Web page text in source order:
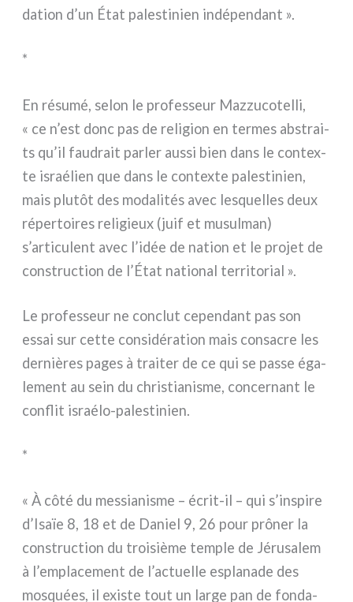
da­tion d’un État pale­sti­nien indé­pen­dant ».
*
En résu­mé, selon le pro­fes­seur Mazzucotelli,
« ce n’est donc pas de reli­gion en ter­mes abstrai­
ts qu’il fau­drait par­ler aus­si bien dans le con­tex­
te israé­lien que dans le con­tex­te pale­sti­nien,
mais plu­tôt des moda­li­tés avec lesquel­les deux
réper­toi­res reli­gieux (juif et musul­man)
s’articulent avec l’idée de nation et le pro­jet de
con­struc­tion de l’État natio­nal ter­ri­to­rial ».
Le pro­fes­seur ne con­clut cepen­dant pas son
essai sur cet­te con­si­dé­ra­tion mais con­sa­cre les
der­niè­res pages à trai­ter de ce qui se pas­se éga­
le­ment au sein du chri­stia­ni­sme, con­cer­nant le
con­flit israélo-palestinien.
*
« À côté du mes­sia­ni­sme – écrit-il – qui s’inspire
d’Isaïe 8, 18 et de Daniel 9, 26 pour prô­ner la
con­struc­tion du troi­siè­me tem­ple de Jérusalem
à l’emplacement de l’actuelle espla­na­de des
mosquées, il exi­ste tout un lar­ge pan de fon­da­